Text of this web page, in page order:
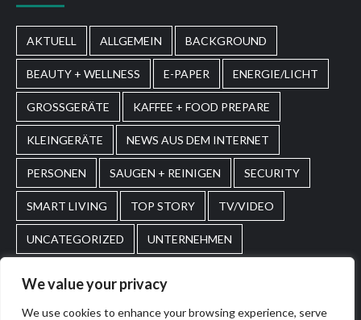
We value your privacy
We use cookies to enhance your browsing experience, serve
AKTUELL ALLGEMEIN BACKGROUND
BEAUTY + WELLNESS E-PAPER ENERGIE/LICHT
GROSSGERÄTE KAFFEE + FOOD PREPARE
KLEINGERÄTE NEWS AUS DEM INTERNET
PERSONEN SAUGEN + REINIGEN SECURITY
SMART LIVING TOP STORY TV/VIDEO
UNCATEGORIZED UNTERNEHMEN